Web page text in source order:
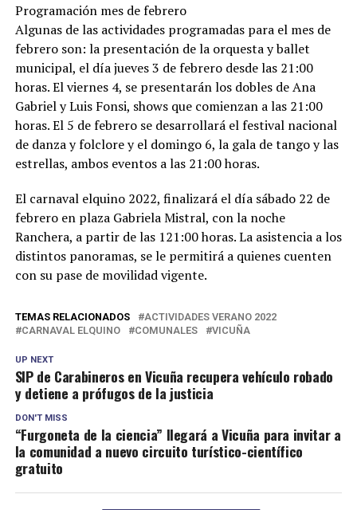
Programación mes de febrero
Algunas de las actividades programadas para el mes de
febrero son: la presentación de la orquesta y ballet
municipal, el día jueves 3 de febrero desde las 21:00
horas. El viernes 4, se presentarán los dobles de Ana
Gabriel y Luis Fonsi, shows que comienzan a las 21:00
horas. El 5 de febrero se desarrollará el festival nacional
de danza y folclore y el domingo 6, la gala de tango y las
estrellas, ambos eventos a las 21:00 horas.
El carnaval elquino 2022, finalizará el día sábado 22 de
febrero en plaza Gabriela Mistral, con la noche
Ranchera, a partir de las 121:00 horas. La asistencia a los
distintos panoramas, se le permitirá a quienes cuenten
con su pase de movilidad vigente.
TEMAS RELACIONADOS
ACTIVIDADES VERANO 2022
CARNAVAL ELQUINO
COMUNALES VICUÑA
UP NEXT
SIP de Carabineros en Vicuña recupera vehículo robado
y detiene a prófugos de la justicia
DON'T MISS
“Furgoneta de la ciencia” llegará a Vicuña para invitar a
la comunidad a nuevo circuito turístico-científico
gratuito